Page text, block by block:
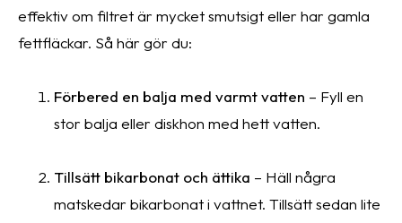
effektiv om filtret är mycket smutsigt eller har gamla
fettfläckar. Så här gör du:
Förbered en balja med varmt vatten – Fyll en
stor balja eller diskhon med hett vatten.
Tillsätt bikarbonat och ättika – Häll några
matskedar bikarbonat i vattnet. Tillsätt sedan lite